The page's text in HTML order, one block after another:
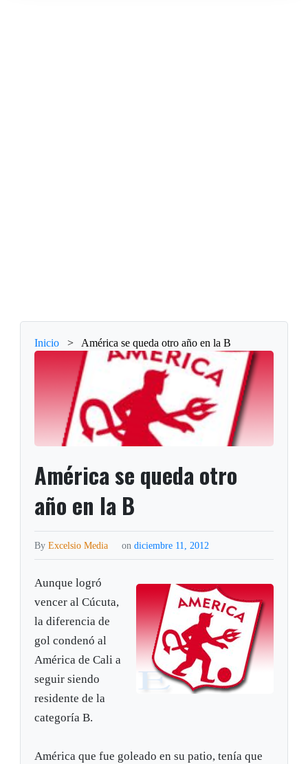
Inicio > América se queda otro año en la B
América se queda otro
año en la B
ByExcelsio Media on diciembre 11, 2012
Aunque logró
vencer al Cúcuta,
la diferencia de
gol condenó al
América de Cali a
seguir siendo
residente de la
categoría B.
América que fue goleado en su patio, tenía que